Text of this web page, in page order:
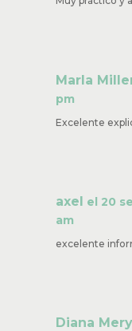
Marla
pm
Excelente
axel el 20
am
excelente
Diana